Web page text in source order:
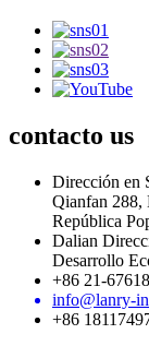
contacto us
Dirección en
Qianfan 288,
República
Dalian
Desarrollo
+86 21-
info@lanry-
+86